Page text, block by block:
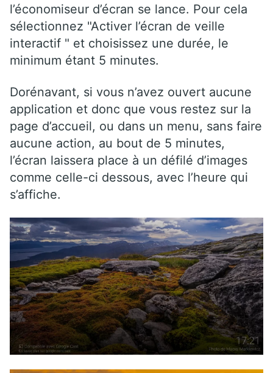
l’économiseur d’écran se lance. Pour cela
sélectionnez "Activer l’écran de veille
interactif " et choisissez une durée, le
minimum étant 5 minutes.
Dorénavant, si vous n’avez ouvert aucune
application et donc que vous restez sur la
page d’accueil, ou dans un menu, sans faire
aucune action, au bout de 5 minutes,
l’écran laissera place à un défilé d’images
comme celle-ci dessous, avec l’heure qui
s’affiche.